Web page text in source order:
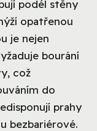
podél stěny
opatřenou
je nejen
bourání
což
do
prahy
bezbariérové.